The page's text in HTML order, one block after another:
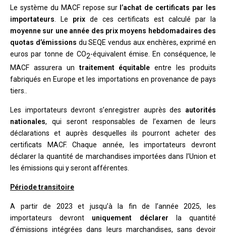
Le système du MACF repose sur l’achat de certificats par les
importateurs . Le prixde ces certificats est calculé par la
moyenne sur une année des prix moyens hebdomadaires des
quotas d’émissions du SEQE vendus aux enchères, exprimé en
euros par tonne de CO2-équivalent émise. En conséquence, le
MACF assurera untraitement équitable entre les produits
fabriqués en Europe et les importations en provenance de pays
tiers..
Les importateurs devront s’enregistrer auprès des autorités
nationales, qui seront responsables de l’examen de leurs
déclarations et auprès desquelles ils pourront acheter des
certificats MACF. Chaque année, les importateurs devront
déclarer la quantité de marchandises importées dans l’Union et
les émissions qui y seront afférentes.
Période transitoire
A partir de 2023 et jusqu’à la fin de l’année 2025, les
importateurs devront uniquement déclarer la quantité
d’émissions intégrées dans leurs marchandises, sans devoir